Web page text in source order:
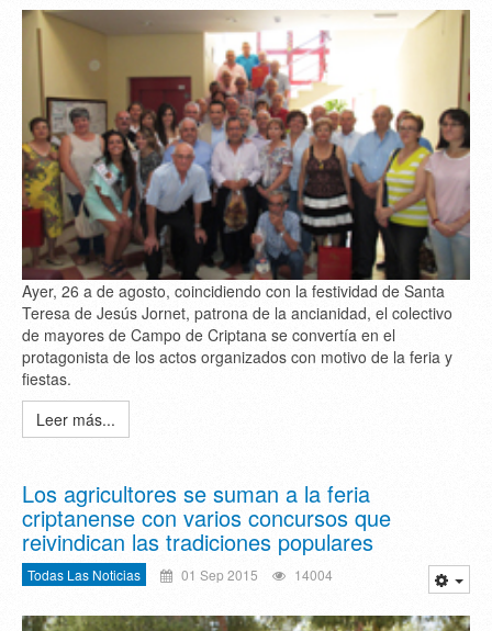
Ayer, 26 a de agosto, coincidiendo con la festividad de Santa
Teresa de Jesús Jornet, patrona de la ancianidad, el colectivo
de mayores de Campo de Criptana se convertía en el
protagonista de los actos organizados con motivo de la feria y
fiestas.
Leer más...
Los agricultores se suman a la feria
criptanense con varios concursos que
reivindican las tradiciones populares
Todas Las Noticias 01 Sep 2015 14004